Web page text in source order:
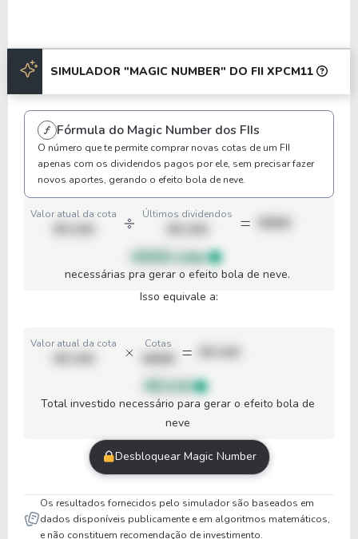
Dividendos
Anterior Próxima
SIMULADOR "MAGIC NUMBER" DO FII XPCM11
Fórmula do Magic Number dos FIIs
O número que te permite comprar novas cotas de um FII
apenas com os dividendos pagos por ele, sem precisar fazer
novos aportes, gerando o efeito bola de neve.
Valor atual da cota Últimos dividendos
00000 cotas
necessárias pra gerar o efeito bola de neve.
Isso equivale a:
Valor atual da cota Cotas
R$ 0,00
Total investido necessário para gerar o efeito bola de
neve
Desbloquear Magic Number
Os resultados fornecidos pelo simulador são baseados em
dados disponíveis publicamente e em algoritmos matemáticos,
e não constituem recomendação de investimento.